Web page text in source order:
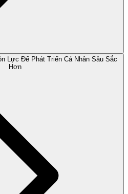
Lực Để Phát Triển Cá Nhân Sâu Sắc
Hơn